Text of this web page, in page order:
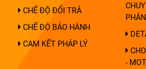
CHẾ ĐỘ ĐỔI TRẢ
CHẾ ĐỘ BẢO HÀNH
CAM KẾT PHÁP LÝ
-